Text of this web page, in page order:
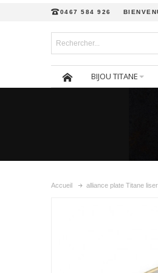
0467 584 926
BIJOU TITANE
Accueil alliance plate Titane